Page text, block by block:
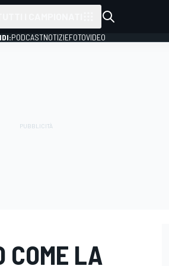
PODCASTNOTIZIEFOTOVIDEO
COME LA